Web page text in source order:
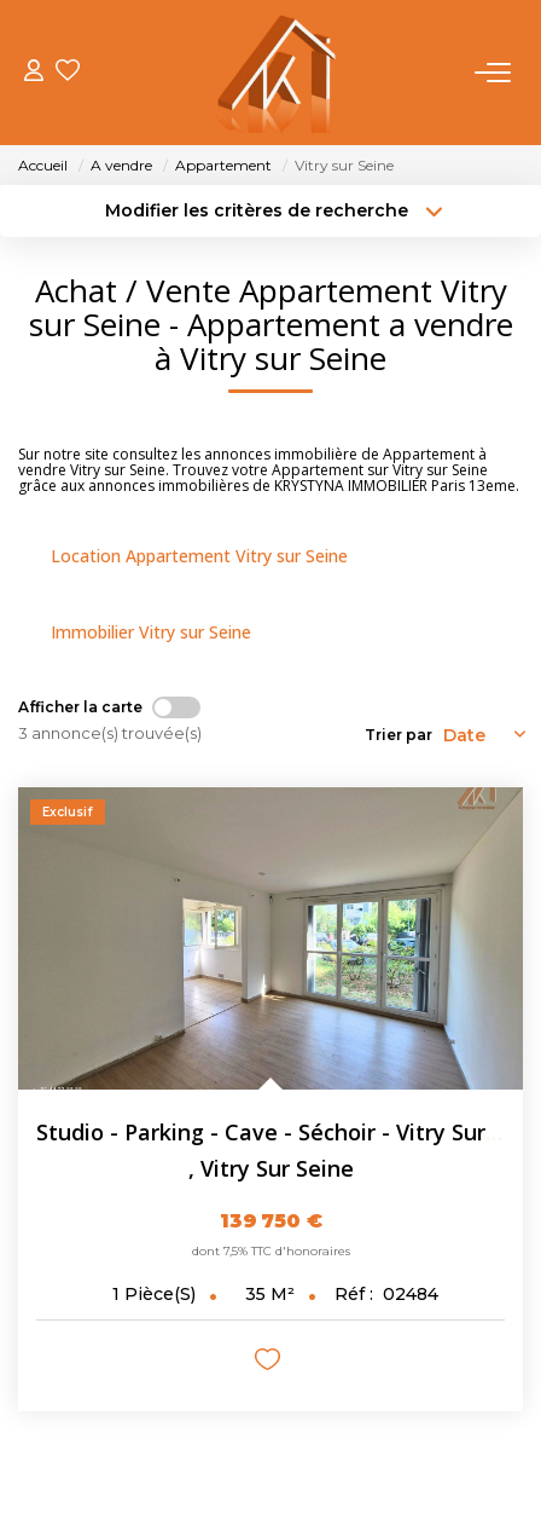
ACHETER
FAIRE GÉRER
OUTILS
NOUS CONTACTER
Accueil A vendre Appartement Vitry sur Seine
Modifier les critères de recherche
Sélectionnez...
Type de bien
Plus de critères
Achat / Vente Appartement Vitry
sur Seine - Appartement a vendre
à Vitry sur Seine
Sur notre site consultez les annonces immobilière de Appartement à
vendre Vitry sur Seine. Trouvez votre Appartement sur Vitry sur Seine
grâce aux annonces immobilières de KRYSTYNA IMMOBILIER Paris 13eme.
Location Appartement Vitry sur Seine
Immobilier Vitry sur Seine
Afficher la carte
3 annonce(s) trouvée(s) Trier par
Exclusif
, Vitry Sur Seine
139 750 €
dont 7,5% TTC d'honoraires
1 Pièce(s) 35 M² Réf : 02484